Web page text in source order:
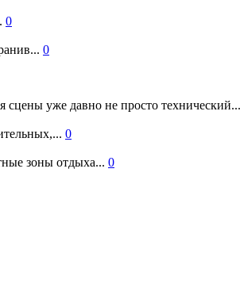
0
0
сцены уже давно не просто технический...
0
зоны отдыха... 0